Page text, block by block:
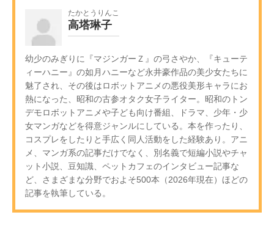
たかとうりんこ
高塔琳子
幼少のみぎりに『マジンガーＺ』の弓さやか、『キューテ
ィーハニー』の如月ハニーなど永井豪作品の美少女たちに
魅了され、その後はロボットアニメの悪役美形キャラにお
熱になった、昭和の古参オタク女子ライター。昭和のトン
デモロボットアニメや子ども向け番組、ドラマ、少年・少
女マンガなどを得意ジャンルにしている。本を作ったり、
コスプレをしたりと手広く同人活動をした経験あり。アニ
メ、マンガ系の記事だけでなく、別名義で短編小説やチャ
ット小説、豆知識、ペットカフェのインタビュー記事な
ど、さまざまな分野でおよそ500本（2026年現在）ほどの
記事を執筆している。